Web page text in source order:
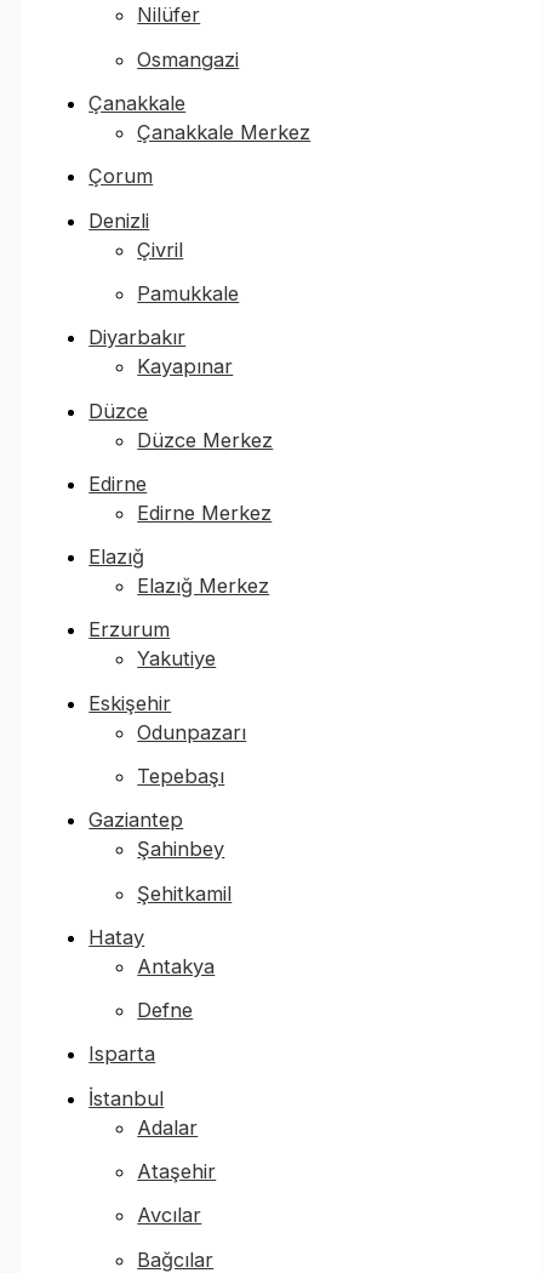
Nilüfer
Osmangazi
Çanakkale
Çanakkale Merkez
Çorum
Denizli
Çivril
Pamukkale
Diyarbakır
Kayapınar
Düzce
Düzce Merkez
Edirne
Edirne Merkez
Elazığ
Elazığ Merkez
Erzurum
Yakutiye
Eskişehir
Odunpazarı
Tepebaşı
Gaziantep
Şahinbey
Şehitkamil
Hatay
Antakya
Defne
Isparta
İstanbul
Adalar
Ataşehir
Avcılar
Bağcılar